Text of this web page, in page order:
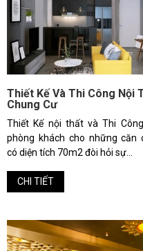
Thiết Kế Và Thi Công Nội
Chung Cư
Thiết Kế nội thất và Thi
phòng khách cho những căn
có diện tích 70m2 đòi hỏi sự...
CHI TIẾT